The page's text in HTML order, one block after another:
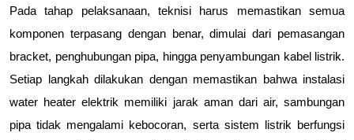
Pada tahap pelaksanaan, teknisi harus memastikan semua
komponen terpasang dengan benar, dimulai dari pemasangan
bracket, penghubungan pipa, hingga penyambungan kabel listrik.
Setiap langkah dilakukan dengan memastikan bahwa instalasi
water heater elektrik memiliki jarak aman dari air, sambungan
pipa tidak mengalami kebocoran, serta sistem listrik berfungsi